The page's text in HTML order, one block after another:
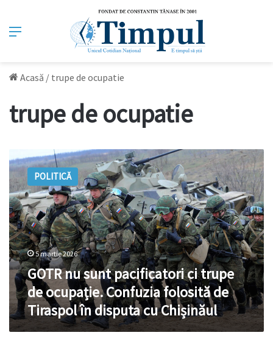
Meniu
Acasă / trupe de ocupatie
trupe de ocupatie
GOTR
nu
sunt
pacificatori
ci
trupe
de
ocupație.
Confuzia
folosită
de
Tiraspol
în
disputa
cu
POLITICĂ
5 martie 2026
GOTR nu sunt pacificatori ci trupe
de ocupație. Confuzia folosită de
Tiraspol în disputa cu Chișinăul